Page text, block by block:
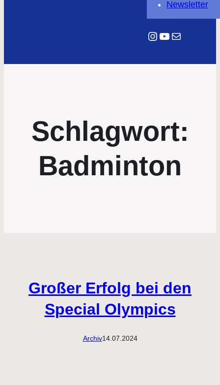
Newsletter
Instagram
YouTube
E-Mail
Schlagwort:
Badminton
Großer Erfolg bei den
Special Olympics
Archiv14.07.2024